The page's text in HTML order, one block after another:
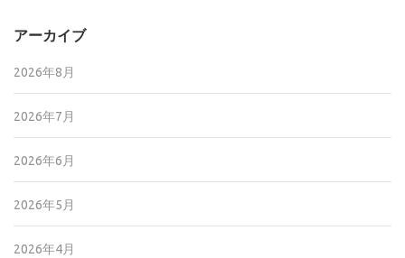
アーカイブ
2026年8月
2026年7月
2026年6月
2026年5月
2026年4月